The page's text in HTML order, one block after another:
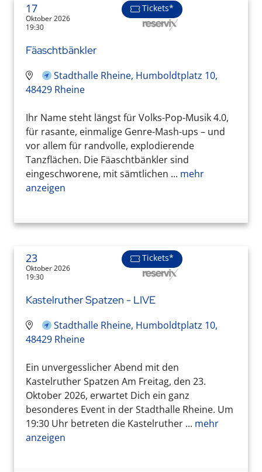
17
Oktober 2026
19:30
Tickets*
Fäaschtbänkler
Stadthalle Rheine, Humboldtplatz 10,
48429 Rheine
Ihr Name steht längst für Volks-Pop-Musik 4.0,
für rasante, einmalige Genre-Mash-ups – und
vor allem für randvolle, explodierende
Tanzflächen. Die Fäaschtbänkler sind
eingeschworene, mit sämtlichen ... mehr
anzeigen
23
Oktober 2026
19:30
Tickets*
Kastelruther Spatzen - LIVE
Stadthalle Rheine, Humboldtplatz 10,
48429 Rheine
Ein unvergesslicher Abend mit den
Kastelruther Spatzen Am Freitag, den 23.
Oktober 2026, erwartet Dich ein ganz
besonderes Event in der Stadthalle Rheine. Um
19:30 Uhr betreten die Kastelruther ... mehr
anzeigen